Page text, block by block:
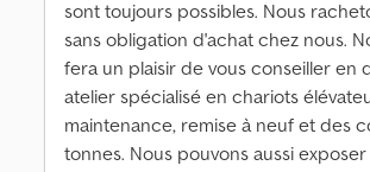
sont toujours possibles. Nous
sans obligation d'achat chez nous.
fera un plaisir de vous conseiller en
atelier spécialisé en chariots
maintenance, remise à neuf et des
tonnes. Nous pouvons aussi